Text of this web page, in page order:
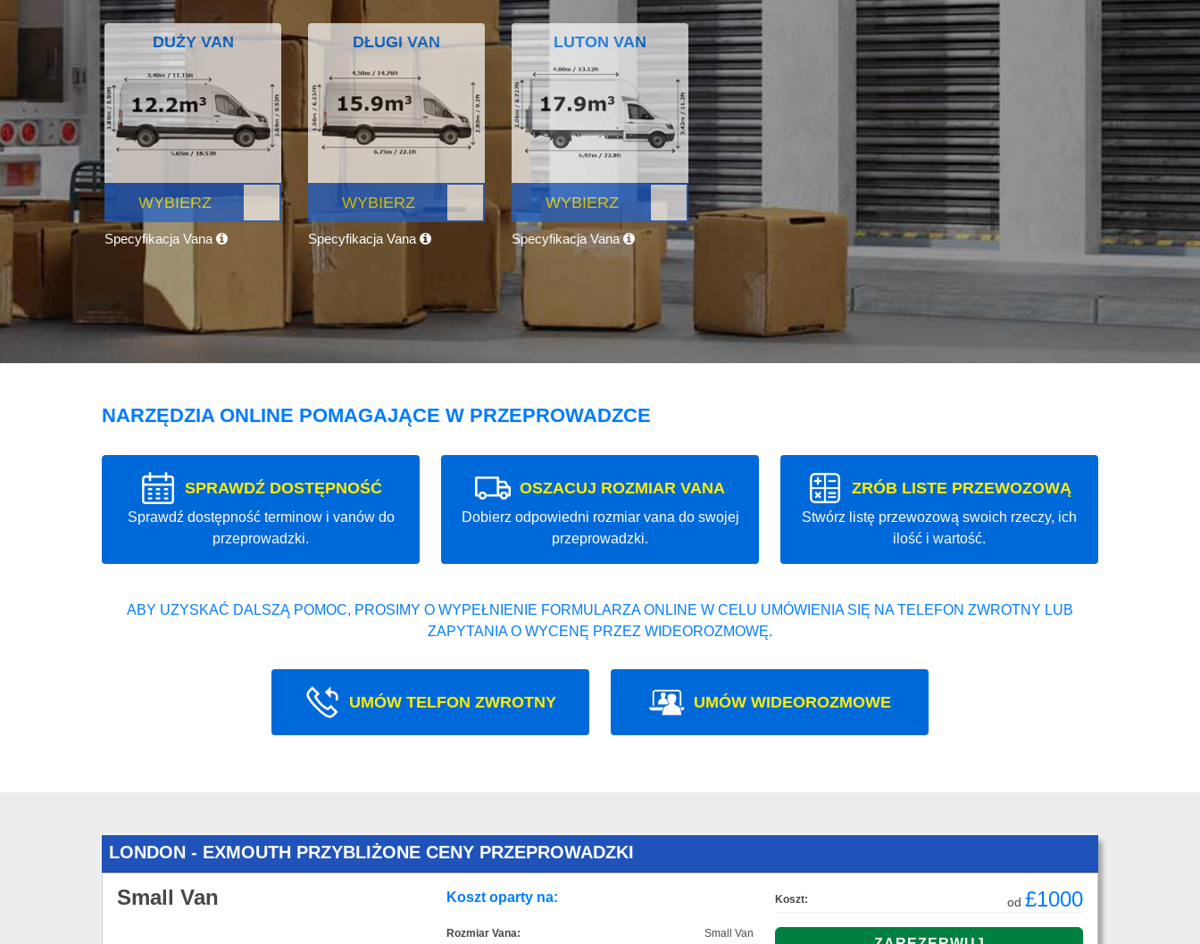
DUŻY VAN
WYBIERZ
Specyfikacja Vana
DŁUGI VAN
WYBIERZ
Specyfikacja Vana
LUTON VAN
WYBIERZ
Specyfikacja Vana
NARZĘDZIA ONLINE POMAGAJĄCE W PRZEPROWADZCE
SPRAWDŹ DOSTĘPNOŚĆ
Sprawdź dostępność terminow i vanów do
przeprowadzki.
OSZACUJ ROZMIAR VANA
Dobierz odpowiedni rozmiar vana do swojej
przeprowadzki.
ZRÓB LISTE PRZEWOZOWĄ
Stwórz listę przewozową swoich rzeczy, ich
ilość i wartość.
ABY UZYSKAĆ DALSZĄ POMOC, PROSIMY O WYPEŁNIENIE FORMULARZA ONLINE W CELU UMÓWIENIA SIĘ NA TELEFON ZWROTNY LUB
ZAPYTANIA O WYCENĘ PRZEZ WIDEOROZMOWĘ.
UMÓW TELFON ZWROTNY UMÓW WIDEOROZMOWE
LONDON - EXMOUTH PRZYBLIŻONE CENY PRZEPROWADZKI
Small Van Koszt oparty na:
Rozmiar Vana:
Small Van
Koszt: od £1000